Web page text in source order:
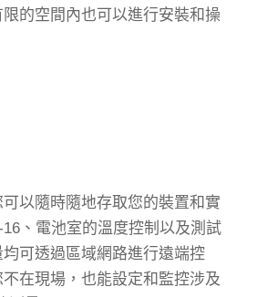
的空間內也可以進行安裝和操
以隨時隨地存取您的裝置和實
16、電池室的溫度控制以及測試
可透過區域網路進行遠端控
在現場，也能設定和監控涉及